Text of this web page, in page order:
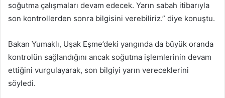
soğutma çalışmaları devam edecek. Yarın sabah itibarıyla
son kontrollerden sonra bilgisini verebiliriz.” diye konuştu.
Bakan Yumaklı, Uşak Eşme’deki yangında da büyük oranda
kontrolün sağlandığını ancak soğutma işlemlerinin devam
ettiğini vurgulayarak, son bilgiyi yarın vereceklerini
söyledi.